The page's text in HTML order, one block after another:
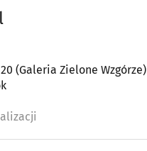
(Galeria Zielone Wzgórze)